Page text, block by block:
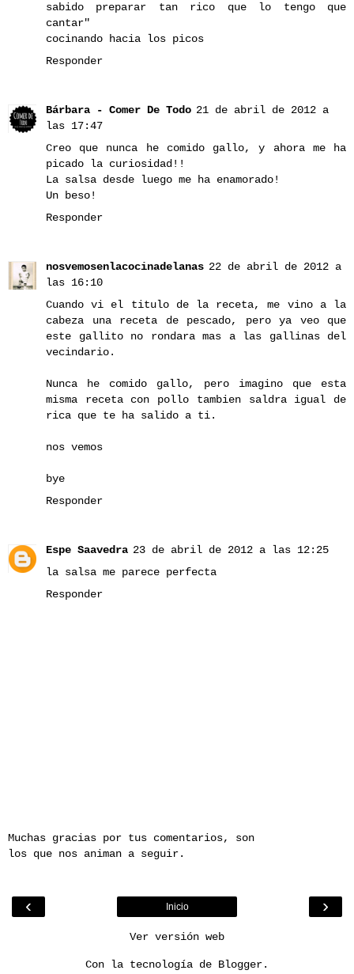
sabido preparar tan rico que lo tengo que
cantar"
cocinando hacia los picos
Responder
Bárbara - Comer De Todo 21 de abril de 2012 a
las 17:47
Creo que nunca he comido gallo, y ahora me ha
picado la curiosidad!!
La salsa desde luego me ha enamorado!
Un beso!
Responder
nosvemosenlacocinadelanas 22 de abril de 2012 a
las 16:10
Cuando vi el titulo de la receta, me vino a la
cabeza una receta de pescado, pero ya veo que
este gallito no rondara mas a las gallinas del
vecindario.
Nunca he comido gallo, pero imagino que esta
misma receta con pollo tambien saldra igual de
rica que te ha salido a ti.
nos vemos
bye
Responder
Espe Saavedra 23 de abril de 2012 a las 12:25
la salsa me parece perfecta
Responder
Muchas gracias por tus comentarios, son
los que nos animan a seguir.
‹ ›
Inicio
Ver versión web
Con la tecnología de Blogger.